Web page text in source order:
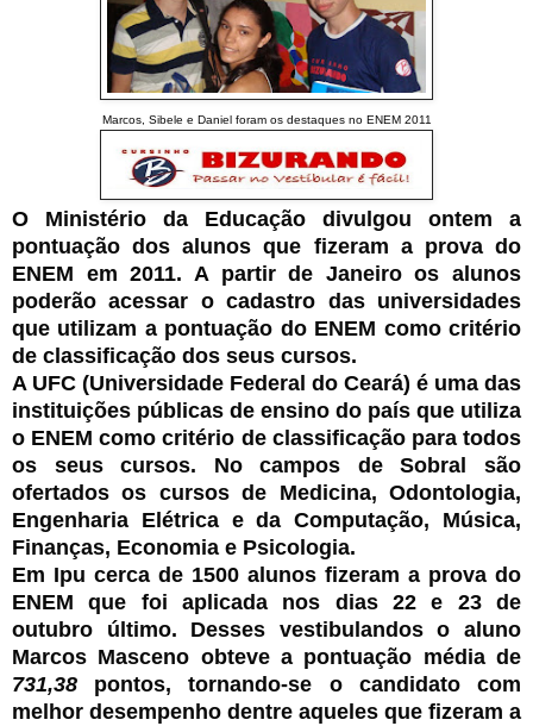
Marcos, Sibele e Daniel foram os destaques no ENEM 2011
O Ministério da Educação divulgou ontem a
pontuação dos alunos que fizeram a prova do
ENEM em 2011. A partir de Janeiro os alunos
poderão acessar o cadastro das universidades
que utilizam a pontuação do ENEM como critério
de classificação dos seus cursos.
A UFC (Universidade Federal do Ceará) é uma das
instituições públicas de ensino do país que utiliza
o ENEM como critério de classificação para todos
os seus cursos. No campos de Sobral são
ofertados os cursos de Medicina, Odontologia,
Engenharia Elétrica e da Computação, Música,
Finanças, Economia e Psicologia.
Em Ipu cerca de 1500 alunos fizeram a prova do
ENEM que foi aplicada nos dias 22 e 23 de
outubro último. Desses vestibulandos o aluno
Marcos Masceno obteve a pontuação média de
731,38 pontos, tornando-se o candidato com
melhor desempenho dentre aqueles que fizeram a